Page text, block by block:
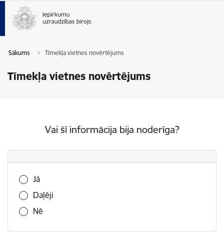
Sākums Tīmekļa vietnes novērtējums
Tīmekļa vietnes novērtējums
Vai šī informācija bija noderīga?
Vai šī informācija bija noderīga?
Jā
Daļēji
Nē